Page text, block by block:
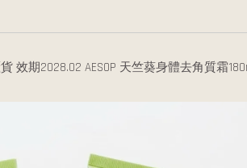
效期2028.02 AESOP 天竺葵身體去角質霜